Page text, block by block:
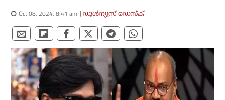
Oct 08, 2024, 8:41 am ഡൂള്‍ന്യൂസ് ഡെസ്‌ക്